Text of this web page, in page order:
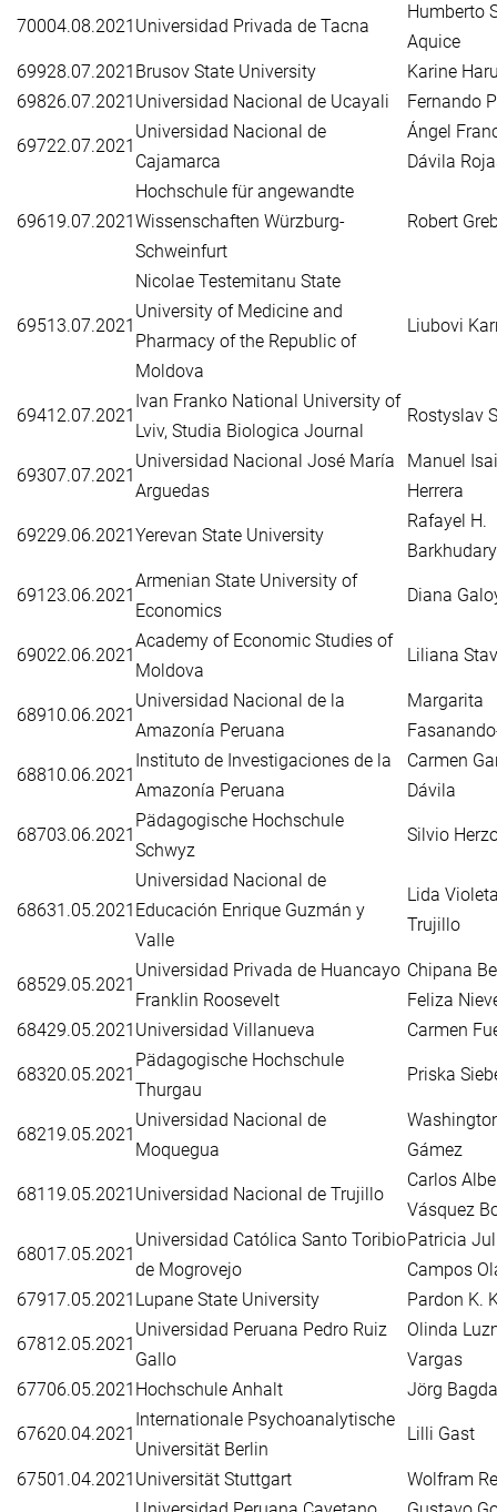
70004.08.2021 Universidad Privada de Tacna
Humberto
Aquice
69928.07.2021 Brusov State University
Karine
69826.07.2021 Universidad Nacional de Ucayali Fernando
69722.07.2021
Universidad Nacional de
Cajamarca
Ángel
Dávila
69619.07.2021
Hochschule für angewandte
Wissenschaften Würzburg-
Schweinfurt
Robert
69513.07.2021
Nicolae Testemitanu State
University of Medicine and
Pharmacy of the Republic of
Moldova
Liubovi
69412.07.2021
Ivan Franko National University of
Lviv, Studia Biologica Journal
Rostyslav
69307.07.2021
Universidad Nacional José María
Arguedas
Manuel
Herrera
69229.06.2021 Yerevan State University
Rafayel H.
691 23.06.2021
Armenian State University of
Economics
Diana
69022.06.2021
Academy of Economic Studies of
Moldova
Liliana
68910.06.2021
Universidad Nacional de la
Amazonía Peruana
Margarita
68810.06.2021
Instituto de Investigaciones de la
Amazonía Peruana
Carmen
Dávila
68703.06.2021
Pädagogische Hochschule
Schwyz
Silvio
68631.05.2021
Universidad Nacional de
Educación Enrique Guzmán y
Valle
Lida
Trujillo
68529.05.2021
Universidad Privada de Huancayo
Franklin Roosevelt
Chipana
Feliza
68429.05.2021 Universidad Villanueva Carmen
68320.05.2021
Pädagogische Hochschule
Thurgau
Priska
68219.05.2021
Universidad Nacional de
Moquegua
Gámez
681 19.05.2021 Universidad Nacional de Trujillo
Carlos
Vásquez
68017.05.2021
Universidad Católica Santo Toribio
de Mogrovejo
Patricia
Campos
67917.05.2021 Lupane State University Pardon K.
67812.05.2021
Universidad Peruana Pedro Ruiz
Gallo
Olinda
Vargas
67706.05.2021 Hochschule Anhalt Jörg
67620.04.2021
Internationale Psychoanalytische
Universität Berlin
Lilli Gast
67501.04.2021 Universität Stuttgart Wolfram